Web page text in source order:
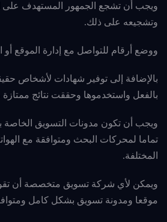
ويجب أن تشجع الجمهور المستهدف على
وتشجيعه على ذلك.
ووضع أرقام للتواصل مع إدارة الموقع أو
بالإضافة إلى توفير شهادات لأشخاص
بالفعل واستخدموها وحققت نتائج
ويجب أن تكون مدونات التسويق الخاصة
تماما لمحركات البحث ومتوافقة مع
المختلفة.
ويمكن لأي شركة تسويق متخصصة أن تقوم
موقعا ومدونة تسويق بشكل كامل